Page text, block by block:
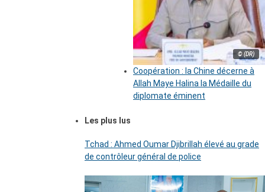
© (DR)
Coopération : la Chine décerne à
Allah Maye Halina la Médaille du
diplomate éminent
Les plus lus
Tchad : Ahmed Oumar Djibrillah élevé au grade
de contrôleur général de police